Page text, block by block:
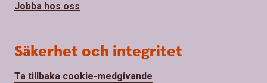
Jobba hos oss
Säkerhet och integritet
Ta tillbaka cookie-medgivande